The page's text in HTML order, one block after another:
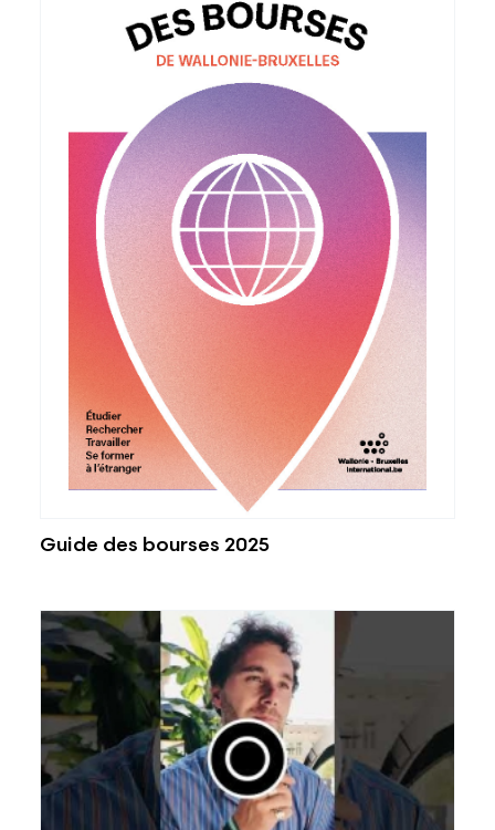
Guide des bourses 2025
Voir l'image